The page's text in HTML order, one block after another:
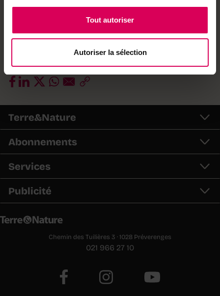
Tout autoriser
Autoriser la sélection
tous lieux non raccordés à un réseau d’eau
Plus d’infos :rwbgroupe.ch
Envie de partager ?
Terre&Nature
Abonnements
Services
Publicité
Chemin des Tuilières 3 · 1028 Préverenges
021 966 27 10